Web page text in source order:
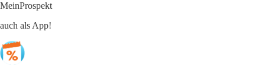
MeinProspekt
auch als App!